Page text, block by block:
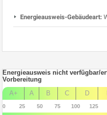
Energieausweis-Gebäudeart:
Energieausweis nicht verfügbar/
Vorbereitung
A+
A B C D
0 25 50 75 100 125